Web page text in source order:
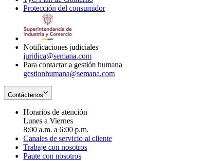
window
newin
Protección del consumidorOpens
Notificaciones judiciales
juridica@semana.com
Para contactar a gestión humana
gestionhumana@semana.com
Contáctenos
Horarios de atención
Lunes a Viernes
8:00 a.m. a 6:00 p.m.
Canales de servicio al cliente
Trabaje con nosotros
Paute con nosotros